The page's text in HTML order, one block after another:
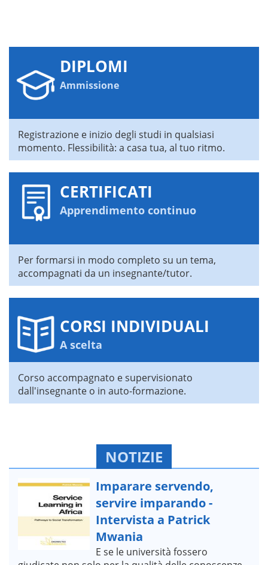
DIPLOMI
Ammissione
Registrazione e inizio degli studi in qualsiasi
momento. Flessibilità: a casa tua, al tuo ritmo.
CERTIFICATI
Apprendimento continuo
Per formarsi in modo completo su un tema,
accompagnati da un insegnante/tutor.
CORSI INDIVIDUALI
A scelta
Corso accompagnato e supervisionato
dall'insegnante o in auto-formazione.
NOTIZIE
Imparare servendo,
servire imparando -
Intervista a Patrick
Mwania
E se le università fossero